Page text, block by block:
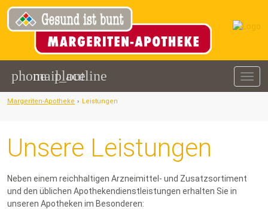
phonemail_outline
place
Margeriten-Apotheke › Leistungen
Unsere Leistungen
Neben einem reichhaltigen Arzneimittel- und Zusatzsortiment
und den üblichen Apothekendienstleistungen erhalten Sie in
unseren Apotheken im Besonderen: